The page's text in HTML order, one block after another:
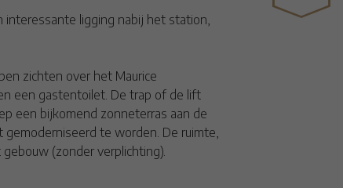
ligging nabij het station,
zichten over het Maurice
een gastentoilet. De trap of de lift
een bijkomend zonneterras aan de
te worden. De ruimte,
(zonder verplichting).